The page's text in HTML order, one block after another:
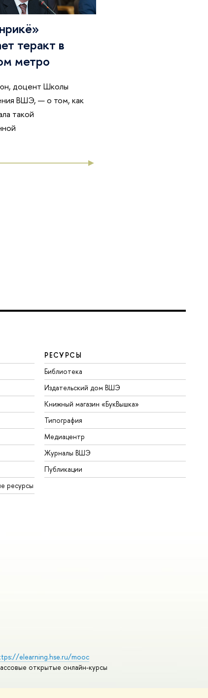
теракт в
метро
доцент Школы
ВШЭ, — о том, как
такой
ресурсы
РЕСУРСЫ
Библиотека
Издательский дом ВШЭ
Книжный магазин «БукВышка»
Типография
Медиацентр
Журналы ВШЭ
Публикации
elearning.hse.ru/mooc
открытые онлайн-курсы